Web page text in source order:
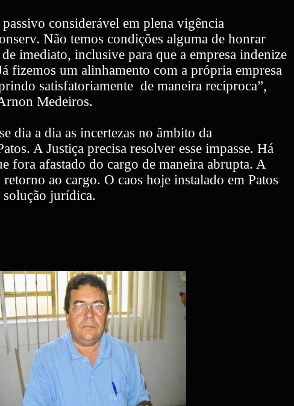
considerável em plena vigência
Não temos condições alguma de honrar
imediato, inclusive para que a empresa indenize
fizemos um alinhamento com a própria empresa
satisfatoriamente de maneira recíproca”,
Medeiros.
dia a dia as incertezas no âmbito da
A Justiça precisa resolver esse impasse. Há
fora afastado do cargo de maneira abrupta. A
ao cargo. O caos hoje instalado em Patos
solução jurídica.